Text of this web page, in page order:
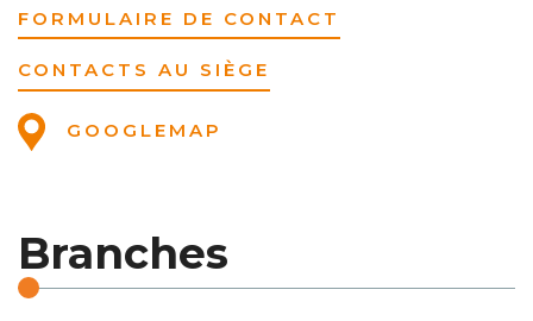
FORMULAIRE DE CONTACT
CONTACTS AU SIÈGE
GOOGLEMAP
Branches